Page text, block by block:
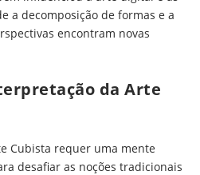
a decomposição de formas e a
encontram novas
da Arte
Cubista requer uma mente
desafiar as noções tradicionais